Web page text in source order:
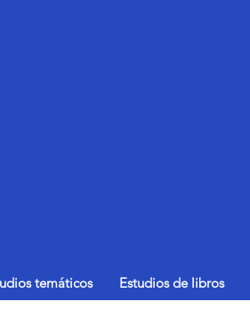
temáticos Estudios de libros